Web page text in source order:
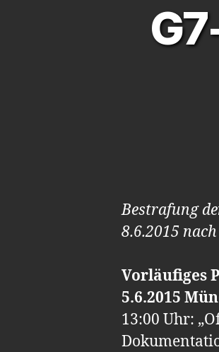
Bestrafung
8.6.2015
Vorläufiges
5.6.2015
13:00 Uhr: